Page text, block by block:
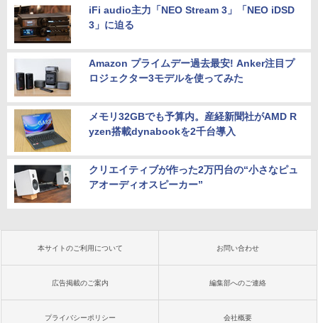
iFi audio主力「NEO Stream 3」「NEO iDSD
3」に迫る
Amazon プライムデー過去最安! Anker注目プ
ロジェクター3モデルを使ってみた
メモリ32GBでも予算内。産経新聞社がAMD R
yzen搭載dynabookを2千台導入
クリエイティブが作った2万円台の“小さなピュ
アオーディオスピーカー”
本サイトのご利用について お問い合わせ
広告掲載のご案内 編集部へのご連絡
プライバシーポリシー 会社概要